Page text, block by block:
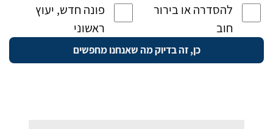
להסדרה או בירור
חוב
פונה חדש, יעוץ
ראשוני